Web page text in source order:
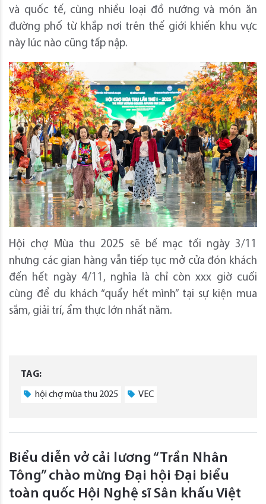
và quốc tế, cùng nhiều loại đồ nướng và món ăn
đường phố từ khắp nơi trên thế giới khiến khu vực
này lúc nào cũng tấp nập.
Hội chợ Mùa thu 2025 sẽ bế mạc tối ngày 3/11
nhưng các gian hàng vẫn tiếp tục mở cửa đón khách
đến hết ngày 4/11, nghĩa là chỉ còn xxx giờ cuối
cùng để du khách “quẩy hết mình” tại sự kiện mua
sắm, giải trí, ẩm thực lớn nhất năm.
TAG:
hội chợ mùa thu 2025 VEC
Biểu diễn vở cải lương “Trần Nhân
Tông” chào mừng Đại hội Đại biểu
toàn quốc Hội Nghệ sĩ Sân khấu Việt